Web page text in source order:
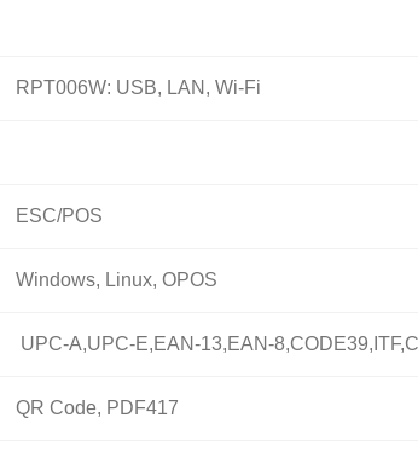
RPT006W: USB, LAN, Wi-Fi
ESC/POS
Windows, Linux, OPOS
UPC-A,UPC-E,EAN-13,EAN-
QR Code, PDF417